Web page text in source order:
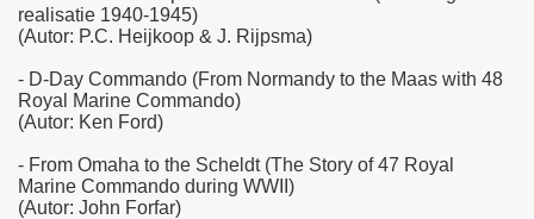
realisatie 1940-1945)
(Autor: P.C. Heijkoop & J. Rijpsma)
- D-Day Commando (From Normandy to the Maas with 48
Royal Marine Commando)
(Autor: Ken Ford)
- From Omaha to the Scheldt (The Story of 47 Royal
Marine Commando during WWII)
(Autor: John Forfar)